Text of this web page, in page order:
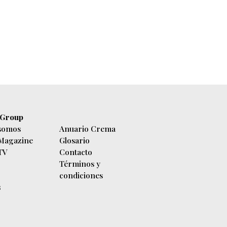
Anuario Crema
Glosario
Contacto
Términos y
condiciones